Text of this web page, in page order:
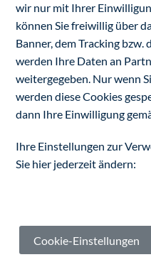
wir nur mit Ihrer
können Sie freiwillig über
Banner, dem Tracking bzw.
werden Ihre Daten an
weitergegeben. Nur wenn
werden diese Cookies
dann Ihre Einwilligung
Ihre Einstellungen zur
Sie hier jederzeit ändern:
Cookie-Einstellungen